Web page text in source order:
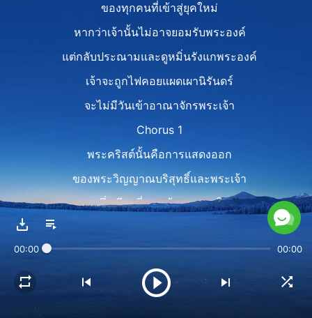
ของทุกคนที่เข้าสู่ยุคใหม่
หากว่าเจ้านั้นไม่อาจยอมรับพระองค์
แต่กลับประณามและดูหมิ่นรังแกพระองค์
เจ้าจะถูกไฟคอยแผดเผานิรันดร์
จะไม่มีวันเข้าอาณาจักรพระเจ้า
Chorus 1
พระคริสต์นั้นคือการแสดงออก
ของพระวิญญาณบริสุทธิ์และพระเจ้า
หนึ่งเดียวที่พระเจ้าทรงวางใจ
พระเจ้าตรัสหากเจ้าไม่ยอมรับสิ่งที่ทำ
โดยพระคริสต์ยุคสุดท้าย
เจ้าได้ดูหมิ่นพระวิญญาณบริสุทธิ์
00:00 00:00